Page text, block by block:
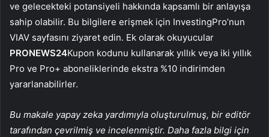
ve gelecekteki potansiyeli hakkında kapsamlı bir anlayışa
sahip olabilir. Bu bilgilere erişmek için InvestingPro’nun
VIAV sayfasını ziyaret edin. Ek olarak okuyucular
PRONEWS24Kupon kodunu kullanarak yıllık veya iki yıllık
Pro ve Pro+ aboneliklerinde ekstra %10 indirimden
yararlanabilirler.
Bu makale yapay zeka yardımıyla oluşturulmuş, bir editör
tarafından çevrilmiş ve incelenmiştir. Daha fazla bilgi için